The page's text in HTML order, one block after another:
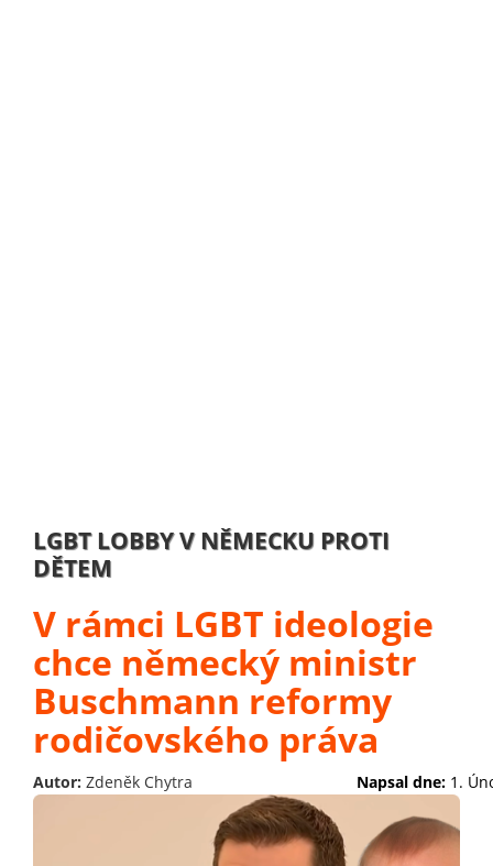
LGBT LOBBY V NĚMECKU PROTI
DĚTEM
V rámci LGBT ideologie
chce německý ministr
Buschmann reformy
rodičovského práva
Autor: Zdeněk Chytra Napsal dne: 1.